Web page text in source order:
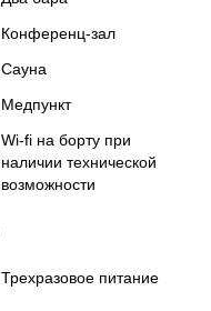
Конференц-зал
Сауна
Медпункт
Wi-fi на борту при
наличии технической
возможности
Трехразовое питание